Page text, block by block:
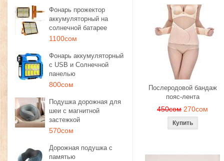
Фонарь прожектор
аккумуляторный на
солнечной батарее
1100сом
Фонарь аккумуляторный
с USB и Солнечной
панелью
800сом
Подушка дорожная для
шеи с магнитной
застежкой
570сом
Дорожная подушка с
памятью
Послеродовой бандаж
пояс-лента
450сом 270сом